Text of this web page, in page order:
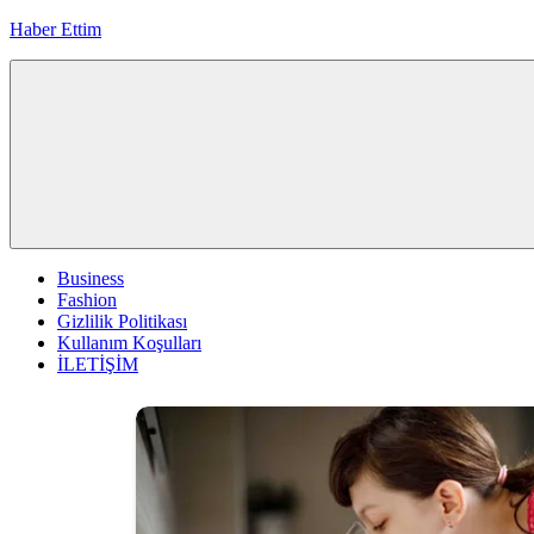
İçeriğe
Haber Ettim
Business
Fashion
Gizlilik Politikası
Kullanım Koşulları
İLETİŞİM